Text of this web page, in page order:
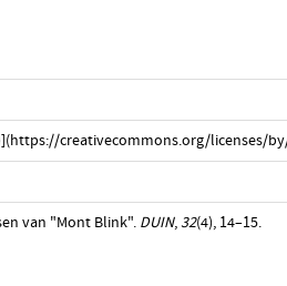
creativecommons.org/licenses/
van "Mont Blink". DUIN, 32(4), 14–15.